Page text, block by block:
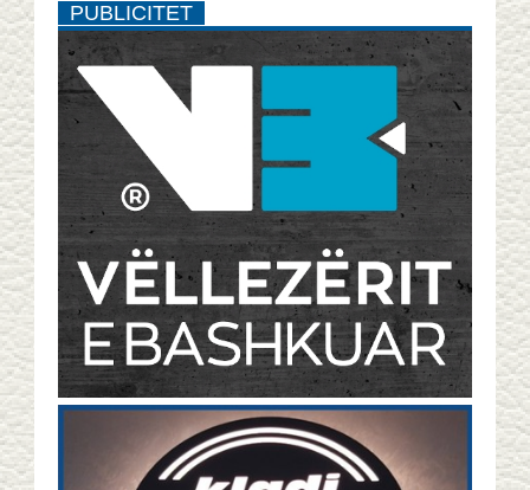
PUBLICITET